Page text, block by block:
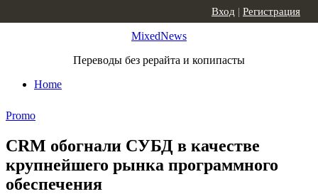
MixedNews
Переводы без рерайта и копипасты
Home
Вход | Регистрация
Promo
CRM обогнали СУБД в качестве
крупнейшего рынка программного
обеспечения